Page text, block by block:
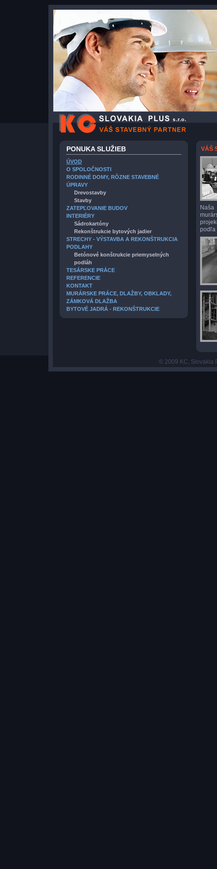
PONUKA SLUŽIEB
ÚVOD
O SPOLOČNOSTI
RODINNÉ DOMY, RÔZNE STAVEBNÉ
ÚPRAVY
Drevostavby
Stavby
ZATEPĽOVANIE BUDOV
INTERIÉRY
Sádrokartóny
Rekonštrukcie bytových jadier
STRECHY - VÝSTAVBA A REKONŠTRUKCIA
PODLAHY
Betónové konštrukcie priemyselných
podláh
TESÁRSKE PRÁCE
REFERENCIE
KONTAKT
MURÁRSKE PRÁCE, DLAŽBY, OBKLADY,
ZÁMKOVÁ DLAŽBA
BYTOVÉ JADRÁ - REKONŠTRUKCIE
VÁŠ
podľa
© 2009 KC, Slovakia